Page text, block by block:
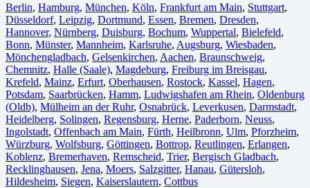
Berlin⁠, Hamburg, München, Köln⁠, Frankfurt am Main, Stuttgart,
Düsseldorf, Leipzig, Dortmund, Essen, Bremen, Dresden,
Hannover, Nürnberg, Duisburg⁠, Bochum, Wuppertal⁠, Bielefeld⁠,
Bonn⁠, Münster⁠, Mannheim, Karlsruhe, Augsburg, Wiesbaden⁠,
Mönchengladbach⁠, Gelsenkirchen⁠, Aachen⁠, Braunschweig,
Chemnitz⁠, Halle (Saale)⁠, Magdeburg, Freiburg im Breisgau⁠,
Krefeld⁠, Mainz⁠, Erfurt, Oberhausen⁠, Rostock⁠, Kassel⁠, Hagen,
Potsdam, Saarbrücken⁠, Hamm, Ludwigshafen am Rhein⁠, Oldenburg
(Oldb), Mülheim an der Ruhr, Osnabrück⁠, Leverkusen, Darmstadt⁠,
Heidelberg, Solingen, Regensburg, Herne⁠, Paderborn, Neuss,
Ingolstadt, Offenbach am Main, Fürth⁠, Heilbronn, Ulm⁠, Pforzheim,
Würzburg, Wolfsburg⁠, Göttingen, Bottrop, Reutlingen, Erlangen⁠,
Koblenz, Bremerhaven⁠, Remscheid, Trier⁠, Bergisch Gladbach,
Recklinghausen, Jena⁠, Moers⁠, Salzgitter⁠, Hanau, Gütersloh,
Hildesheim⁠, Siegen⁠, Kaiserslautern⁠, Cottbus⁠